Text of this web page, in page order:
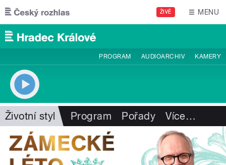
Přejít k hlavnímu obsahu
ŽIVĚ MENU
PROGRAM AUDIOARCHIV KAMERY
Životní styl Program Pořady Více…